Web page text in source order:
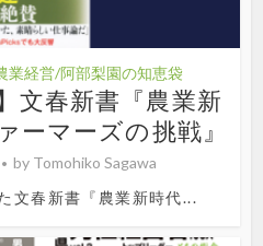
業経営/阿部梨園の知恵袋
文春新書『農業新
ーマーズの挑戦』
by Tomohiko Sagawa
文春新書『農業新時代...